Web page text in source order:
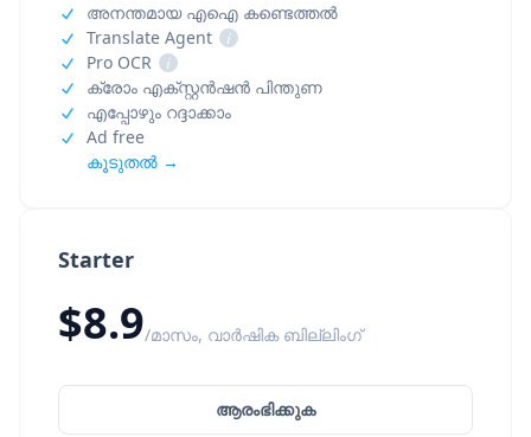
Starter
$8.9/മാസം, വാർഷിക ബില്ലിംഗ്
ആരംഭിക്കുക
അനന്തമായ എഐ കണ്ടെത്തൽ
Translate Agent
i
Pro OCR
i
ക്രോം എക്സ്റ്റൻഷൻ പിന്തുണ
എപ്പോഴും റദ്ദാക്കാം
Ad free
കൂടുതൽ →